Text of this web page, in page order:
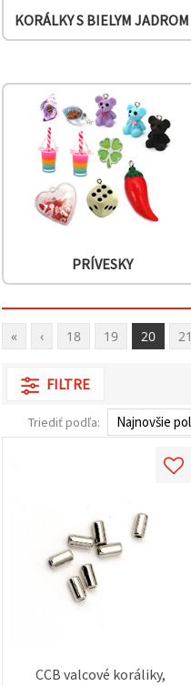
KORÁLKY S BIELYM JADROM
PRÍVESKY
« ‹ 18 19 20 21
FILTRE
Triediť podľa:
CCB valcové koráliky,